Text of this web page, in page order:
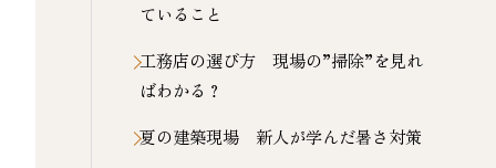
ていること
工務店の選び方 現場の”掃除”を見れ
ばわかる？
夏の建築現場 新人が学んだ暑さ対策